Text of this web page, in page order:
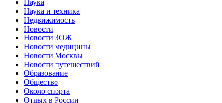
Наука
Наука и техника
Недвижимость
Новости
Новости ЗОЖ
Новости медицины
Новости Москвы
Новости путешествий
Образование
Общество
Около спорта
Отдых в России